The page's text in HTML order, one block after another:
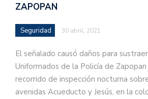
ZAPOPAN
Seguridad 30 abril, 2021
El señalado causó daños para
Uniformados de la Policía de Zapopan
recorrido de inspección nocturna
avenidas Acueducto y Jesús, en la